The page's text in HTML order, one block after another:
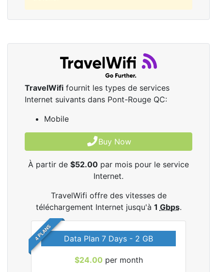
TravelWifi fournit les types de services
Internet suivants dans Pont-Rouge QC:
Mobile
Buy Now
À partir de $52.00 par mois pour le service
Internet.
TravelWifi offre des vitesses de
téléchargement Internet jusqu'à 1 Gbps.
4 PLANS Data Plan 7 Days - 2 GB
$24.00 per month